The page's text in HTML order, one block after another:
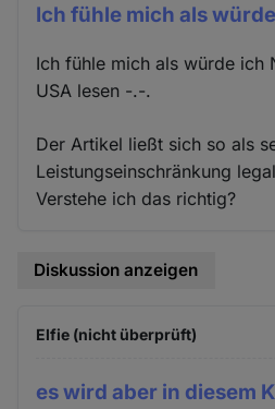
Ich fühle mich als
Ich fühle mich als würde ich
USA lesen -.-.
Der Artikel ließt sich so als
Leistungseinschränkung
Verstehe ich das richtig?
Diskussion anzeigen
Elfie (nicht überprüft)
es wird aber in diesem